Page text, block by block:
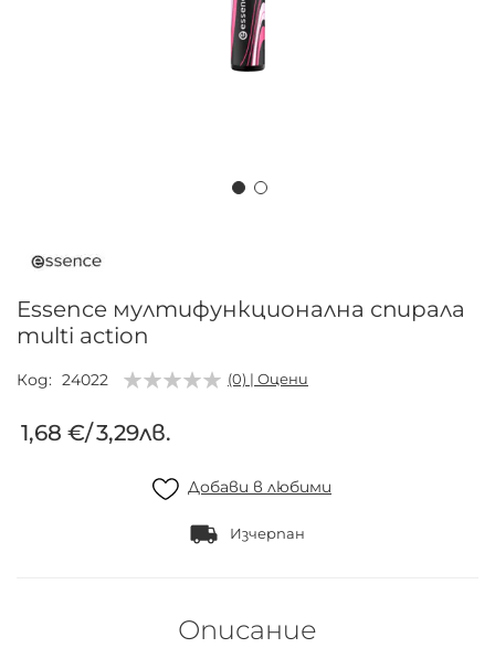
началото
галерия
със
снимки
Essence мултифункционална спирала
multi action
Код 24022 (0) | Оцени
1,68 €/3,29лв.
Добави в любими
Изчерпан
Описание